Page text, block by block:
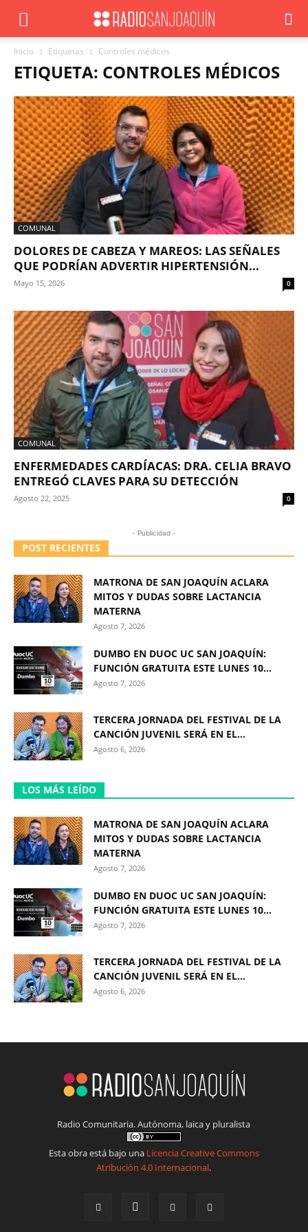
Inicio Etiquetas Controles médicos
ETIQUETA: CONTROLES MÉDICOS
COMUNAL
DOLORES DE CABEZA Y MAREOS: LAS SEÑALES
QUE PODRÍAN ADVERTIR HIPERTENSIÓN...
Mayo 15, 2026 0
COMUNAL
ENFERMEDADES CARDÍACAS: DRA. CELIA BRAVO
ENTREGÓ CLAVES PARA SU DETECCIÓN
Agosto 22, 2025 0
- Publicidad -
POST RECIENTES
MATRONA DE SAN JOAQUÍN ACLARA
MITOS Y DUDAS SOBRE LACTANCIA
MATERNA
Agosto 7, 2026
DUMBO EN DUOC UC SAN JOAQUÍN:
FUNCIÓN GRATUITA ESTE LUNES 10...
Agosto 7, 2026
TERCERA JORNADA DEL FESTIVAL DE LA
CANCIÓN JUVENIL SERÁ EN EL...
Agosto 6, 2026
LOS MÁS LEÍDO
MATRONA DE SAN JOAQUÍN ACLARA
MITOS Y DUDAS SOBRE LACTANCIA
MATERNA
Agosto 7, 2026
DUMBO EN DUOC UC SAN JOAQUÍN:
FUNCIÓN GRATUITA ESTE LUNES 10...
Agosto 7, 2026
TERCERA JORNADA DEL FESTIVAL DE LA
CANCIÓN JUVENIL SERÁ EN EL...
Agosto 6, 2026
Radio Comunitaria. Autónoma, laica y pluralista
Esta obra está bajo una Licencia Creative Commons
Atribución 4.0 Internacional.